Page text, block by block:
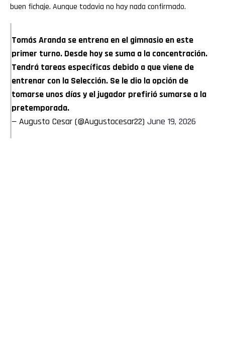
buen fichaje. Aunque todavia no hay nada confirmado.
Tomás Aranda se entrena en el gimnasio en este
primer turno. Desde hoy se suma a la concentración.
Tendrá tareas específicas debido a que viene de
entrenar con la Selección. Se le dio la opción de
tomarse unos días y el jugador prefirió sumarse a la
pretemporada.
— Augusto Cesar (@Augustocesar22) June 19, 2026